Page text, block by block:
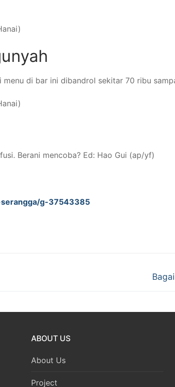
di bar ini dibandrol sekitar 70 ribu
Berani mencoba? Ed: Hao Gui (ap/yf)
g-37543385
Next
ABOUT US
About Us
Project